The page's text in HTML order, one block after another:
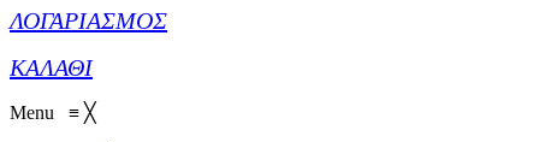
ΛΟΓΑΡΙΑΣΜΟΣ
ΚΑΛΑΘΙ
Menu ≡ ╳